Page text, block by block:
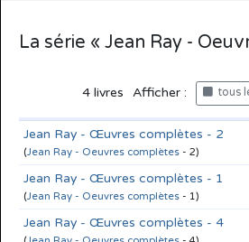
La série « Jean Ray -
4 livres Afficher : tous
Jean Ray - Œuvres complètes - 2
(Jean Ray - Oeuvres complètes - 2)
Jean Ray - Œuvres complètes - 1
(Jean Ray - Oeuvres complètes - 1)
Jean Ray - Œuvres complètes - 4